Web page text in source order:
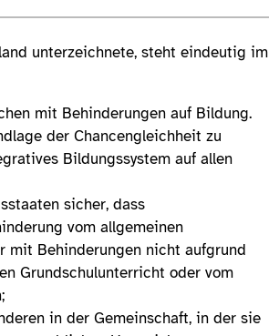
unterzeichnete, steht eindeutig im
mit Behinderungen auf Bildung.
der Chancengleichheit zu
Bildungssystem auf allen
sicher, dass
vom allgemeinen
mit Behinderungen nicht aufgrund
Grundschulunterricht oder vom
in der Gemeinschaft, in der sie